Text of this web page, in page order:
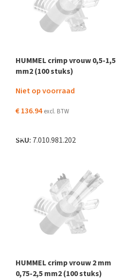
HUMMEL crimp vrouw 0,5-1,5
mm2 (100 stuks)
Niet op voorraad
€136.94 excl. BTW
SKU: 7.010.981.202
HUMMEL crimp vrouw 2 mm
0,75-2,5 mm2 (100 stuks)